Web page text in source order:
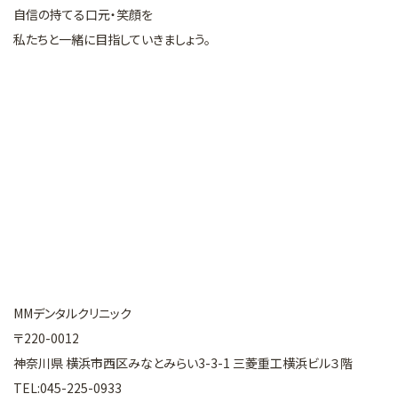
自信の持てる口元・笑顔を
私たちと一緒に目指していきましょう。
MMデンタルクリニック
〒220-0012
神奈川県 横浜市西区みなとみらい3-3-1 三菱重工横浜ビル３階
TEL:045-225-0933